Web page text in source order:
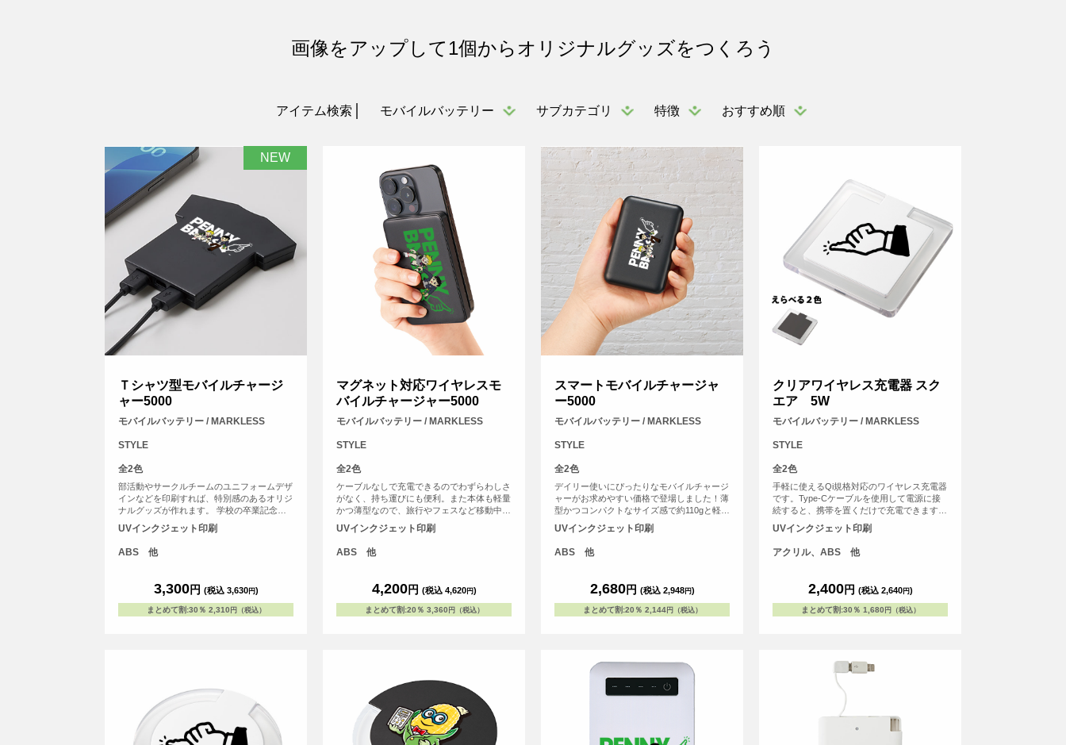
画像をアップして1個からオリジナルグッズをつくろう
アイテム検索 モバイルバッテリー サブカテゴリ 特徴 おすすめ順
NEW
Ｔシャツ型モバイルチャージ
ャー5000
モバイルバッテリー / MARKLESS
STYLE
全2色
部活動やサークルチームのユニフォームデザ
インなどを印刷すれば、特別感のあるオリジ
ナルグッズが作れます。 学校の卒業記念品
やチームの周年記念のほか、アーティストの
物販品、推し活グッズにもおすすめのアイテ
ムです。
UVインクジェット印刷
ABS 他
3,300円 (税込 3,630円)
まとめて割:30％ 2,310 円（税込）
マグネット対応ワイヤレスモ
バイルチャージャー5000
モバイルバッテリー / MARKLESS
STYLE
全2色
ケーブルなしで充電できるのでわずらわしさ
がなく、持ち運びにも便利。また本体も軽量
かつ薄型なので、旅行やフェスなど移動中で
もかさばらず便利なモバイルバッテリーで
す。
UVインクジェット印刷
ABS 他
4,200円 (税込 4,620円)
まとめて割:20％ 3,360 円（税込）
スマートモバイルチャージャ
ー5000
モバイルバッテリー / MARKLESS
STYLE
全2色
デイリー使いにぴったりなモバイルチャージ
ャーがお求めやすい価格で登場しました！薄
型かつコンパクトなサイズ感で約110gと軽量
なため、持ち運びに便利です。側面には残量
表示LEDライトがついており、簡単に残量の
確認ができる仕様です。また出力用USBポー
トは2口搭載されているため、2台同時充電も
用ください。
UVインクジェット印刷
ABS 他
2,680円 (税込 2,948円)
まとめて割:20％ 2,144円（税込）
クリアワイヤレス充電器 スク
エア 5W
モバイルバッテリー / MARKLESS
STYLE
全2色
手軽に使えるQi規格対応のワイヤレス充電器
です。Type-Cケーブルを使用して電源に接
続すると、携帯を置くだけで充電できます。
充電中には青いライトが輝き、外側のアクリ
ル素材が光を効果的に反射。PC環境を美し
UVインクジェット印刷
アクリル、ABS 他
2,400円 (税込 2,640円)
まとめて割:30％ 1,680 円（税込）